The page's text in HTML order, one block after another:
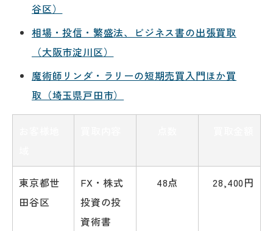
谷区）
相場・投信・繁盛法、ビジネス書の出張買取
（大阪市淀川区）
魔術師リンダ・ラリーの短期売買入門ほか買
取（埼玉県戸田市）
東京都世
田谷区
FX・株式
投資の投
資術書
48点 28,400円